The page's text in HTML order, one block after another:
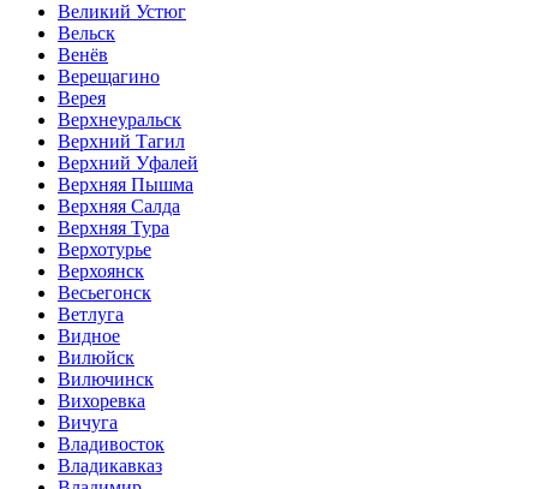
Великий Устюг
Вельск
Венёв
Верещагино
Верея
Верхнеуральск
Верхний Тагил
Верхний Уфалей
Верхняя Пышма
Верхняя Салда
Верхняя Тура
Верхотурье
Верхоянск
Весьегонск
Ветлуга
Видное
Вилюйск
Вилючинск
Вихоревка
Вичуга
Владивосток
Владикавказ